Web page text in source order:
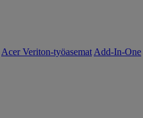
Acer Veriton-työasemat Add-In-One